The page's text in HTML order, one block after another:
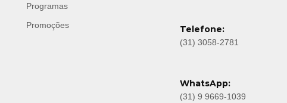
Programas
Promoções
Telefone:
(31) 3058-2781
WhatsApp:
(31) 9 9669-1039